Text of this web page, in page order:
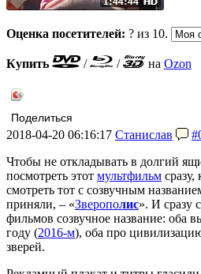
Оценка посетителей: ? из 10.
Купить / / на Ozon
Поделиться
2018-04-20 06:16:17 Станислав
Чтобы не откладывать в долгий
посмотреть этот мультфильм сразу,
смотреть тот с созвучным
приняли, – «Зверополис». И сразу
фильмов созвучное название: оба
году (2016-м), оба про
зверей.